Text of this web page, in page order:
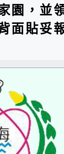
園，並
面貼妥